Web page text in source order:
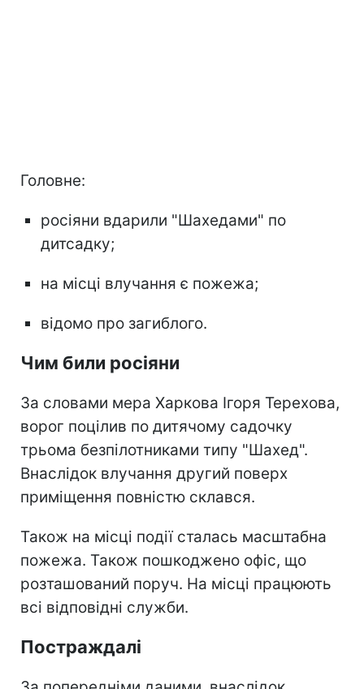
Головне:
росіяни вдарили "Шахедами" по
дитсадку;
на місці влучання є пожежа;
відомо про загиблого.
Чим били росіяни
За словами мера Харкова Ігоря Терехова,
ворог поцілив по дитячому садочку
трьома безпілотниками типу "Шахед".
Внаслідок влучання другий поверх
приміщення повністю склався.
Також на місці події сталась масштабна
пожежа. Також пошкоджено офіс, що
розташований поруч. На місці працюють
всі відповідні служби.
Постраждалі